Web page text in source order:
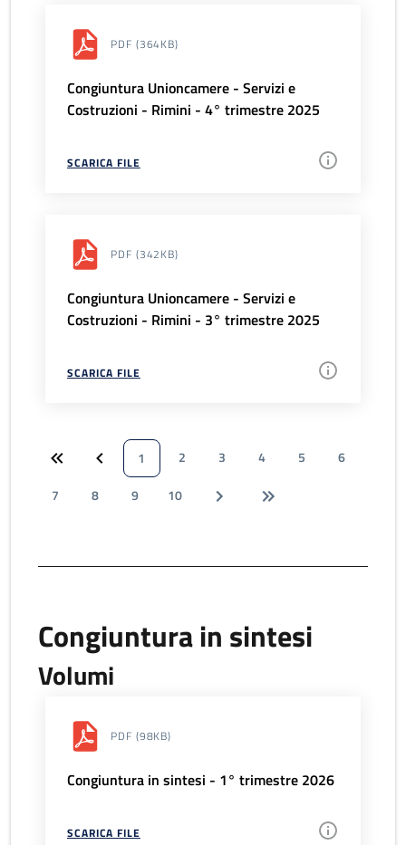
PDF (364KB)
Congiuntura Unioncamere - Servizi e
Costruzioni - Rimini - 4° trimestre 2025
SCARICA FILE
PDF (342KB)
Congiuntura Unioncamere - Servizi e
Costruzioni - Rimini - 3° trimestre 2025
SCARICA FILE
1 2 3 4 5
6
7
8 9 10
Congiuntura in sintesi
Volumi
PDF (98KB)
Congiuntura in sintesi - 1° trimestre 2026
SCARICA FILE